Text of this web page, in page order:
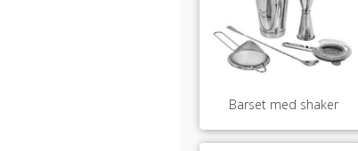
Barset med shaker